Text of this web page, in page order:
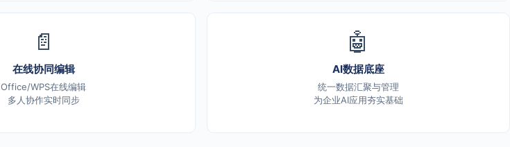
📄
在线协同编辑
Office/WPS在线编辑
多人协作实时同步
🤖
AI数据底座
统一数据汇聚与管理
为企业AI应用夯实基础